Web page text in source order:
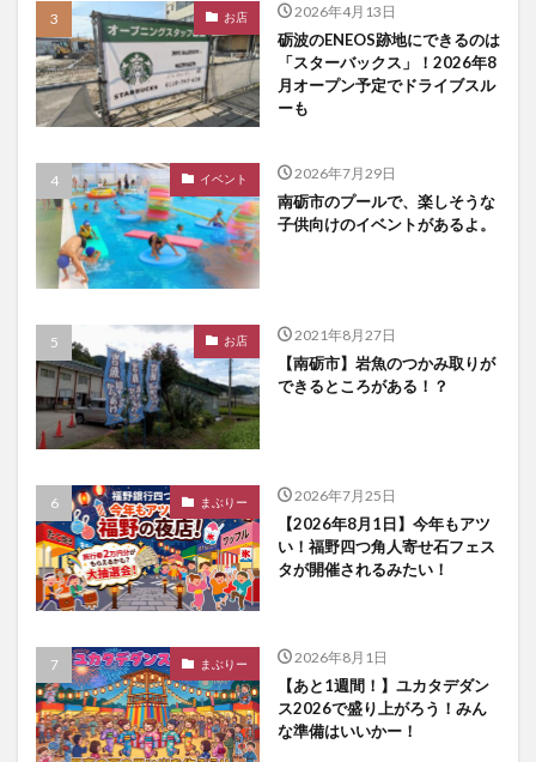
お店 2026年4月13日
砺波のENEOS跡地にできるのは
「スターバックス」！2026年8
月オープン予定でドライブスル
ーも
イベント 2026年7月29日
南砺市のプールで、楽しそうな
子供向けのイベントがあるよ。
お店 2021年8月27日
【南砺市】岩魚のつかみ取りが
できるところがある！？
まぶりー 2026年7月25日
【2026年8月1日】今年もアツ
い！福野四つ角人寄せ石フェス
タが開催されるみたい！
まぶりー 2026年8月1日
【あと1週間！】ユカタデダン
ス2026で盛り上がろう！みん
な準備はいいかー！